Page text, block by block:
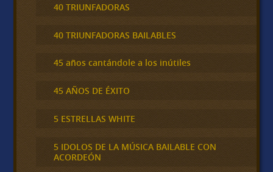
40 TRIUNFADORAS
40 TRIUNFADORAS BAILABLES
45 años cantándole a los inútiles
45 AÑOS DE ÉXITO
5 ESTRELLAS WHITE
5 IDOLOS DE LA MÚSICA BAILABLE CON
ACORDEÓN